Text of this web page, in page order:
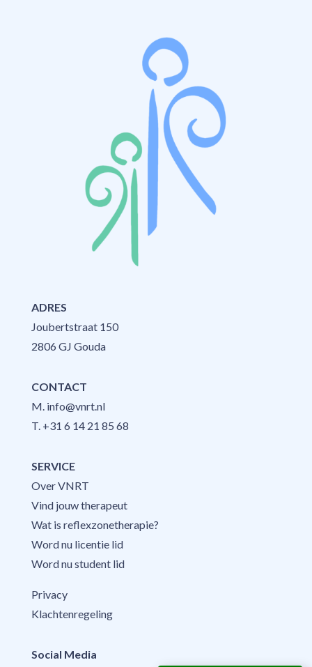
ADRES
Joubertstraat 150
2806 GJ Gouda
CONTACT
M. info@vnrt.nl
T. +31 6 14 21 85 68
SERVICE
Over VNRT
Vind jouw therapeut
Wat is reflexzonetherapie?
Word nu licentie lid
Word nu student lid
Privacy
Klachtenregeling
Social Media